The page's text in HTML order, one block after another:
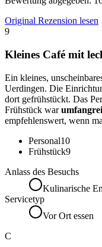
Original Rezension lesen
9
Kleines Café mit
Ein kleines,
Uerdingen. Die
dort gefrühstückt. Das
Frühstück war
empfehlenswert, wenn
Personal10
Frühstück9
Anlass des Besuchs
Kulinarische
Servicetyp
Vor Ort essen
C